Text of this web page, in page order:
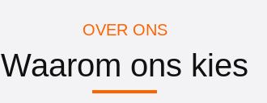
OVER ONS
Waarom ons kies